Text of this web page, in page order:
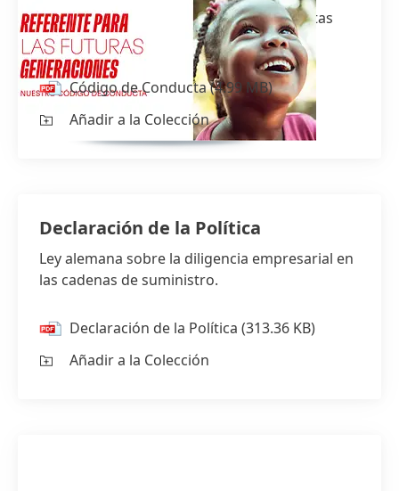
Nuestro Código de Conducta brinda pautas
importantes de comportamiento
Código de Conducta(4.99 MB)
Añadir a la Colección
Declaración de la Política
Ley alemana sobre la diligencia empresarial en
las cadenas de suministro.
Declaración de la Política (313.36 KB)
Añadir a la Colección